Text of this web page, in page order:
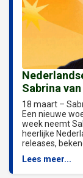
Sabrina
18 maart –
Een nieuwe
week neemt
heerlijke
releases,
Lees meer...